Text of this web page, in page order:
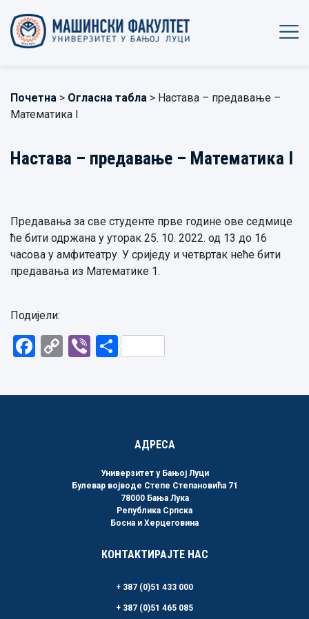
Почетна > Огласна табла > Настава – предавање –
Математика I
Настава – предавање – Математика I
Предавања за све студенте прве године ове седмице
ће бити одржана у уторак 25. 10. 2022. од 13 до 16
часова у амфитеатру. У сриједу и четвртак неће бити
предавања из Математике 1.
Подијели:
Facebook
CopyViberShare
АДРЕСА
Универзитет у Бањој Луци
Булевар војводе Степе Степановића 71
78000 Бања Лука
Република Српска
Босна и Херцеговина
КОНТАКТИРАЈТЕ НАС
+ 387 (0)51 433 000
+ 387 (0)51 465 085